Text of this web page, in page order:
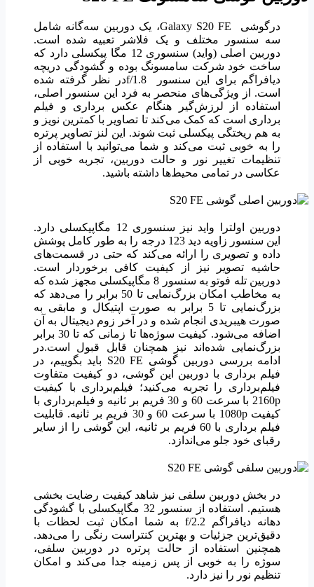
درگوشی Galaxy S20 FE، یک دوربین سه‌گانه شامل
سه سنسور مختلف و یک فلاشر تعبیه شده است.
دوربین اصلی (واید) سنسوری 12 مگا پیکسلی دارد که
ساخت خود شرکت سامسونگ بوده و گشودگی دریچه
دیافراگم برای این سنسور f/1.8در نظر گرفته شده
است. از ویژگی‌های منحصر به فرد این سنسور اصلی،
استفاده از لرزش‌گیر هنگام عکس برداری و فیلم
برداری است که کمک می‌کند تا تصاویر با کمترین نویز و
به هم ریختگی پیکسلی ثبت شوند. این لنز تصاویر پرتره
را به خوبی ثبت می‌کند و شما می‌توانید با استفاده از
تنظیمات تغییر نور و حالت دوربین، تجربه خوبی از
عکاسی در تمامی محیط‌ها داشته باشید.
دوربین اولترا واید نیز سنسوری 12 مگاپیکسلی دارد.
این سنسور زاویه دید 123 درجه را به طور کامل پوشش
داده و تصویری را ارائه می‌کند که حتی در قسمت‌های
حاشیه تصویر نیز از کیفیت کافی برخوردار است.
دوربین تله فوتو به سنسور 8 مگاپیکسلی مجهز شده که
به مخاطب امکان بزرگ‌نمایی تا 50 برابر را می‌دهد که
بزرگ‌نمایی تا 5 برابر به صورت اپتیکال و مابقی به
صورت هیبریدی انجام شده و در آخر زوم دیجیتال به آن
اضافه می‌شود. کیفیت سوژه‌ها تا زمانی که تا 30 برابر
بزرگ‌نمایی شده‌اند نیز همچنان قابل قبول است.در
ادامه بررسی دوربین گوشی S20 FE باید بگوییم، در
فیلم برداری با دوربین این گوشی، دو کیفیت متفاوت
فیلم‌برداری را تجربه می‌کنید؛ فیلم‌برداری با کیفیت
2160p با سرعت 60 و 30 فریم بر ثانیه و فیلم‌برداری با
کیفیت 1080p با سرعت 60 و 30 فریم بر ثانیه. قابلیت
فیلم برداری با 60 فریم بر ثانیه، این گوشی را از سایر
رقبای خود جلو می‌اندازد.
در بخش دوربین سلفی نیز شاهد کیفیت رضایت بخشی
هستیم. استفاده از سنسور 32 مگاپیکسلی با گشودگی
دهانه دیافراگم f/2.2 به شما امکان ثبت لحظات با
دقیق‌ترین جزئیات و بهترین کنتراست رنگی را می‌دهد.
همچنین استفاده از حالت پرتره در دوربین سلفی،
سوژه را به خوبی از پس زمینه جدا می‌کند و امکان
تنظیم نور را نیز دارد.